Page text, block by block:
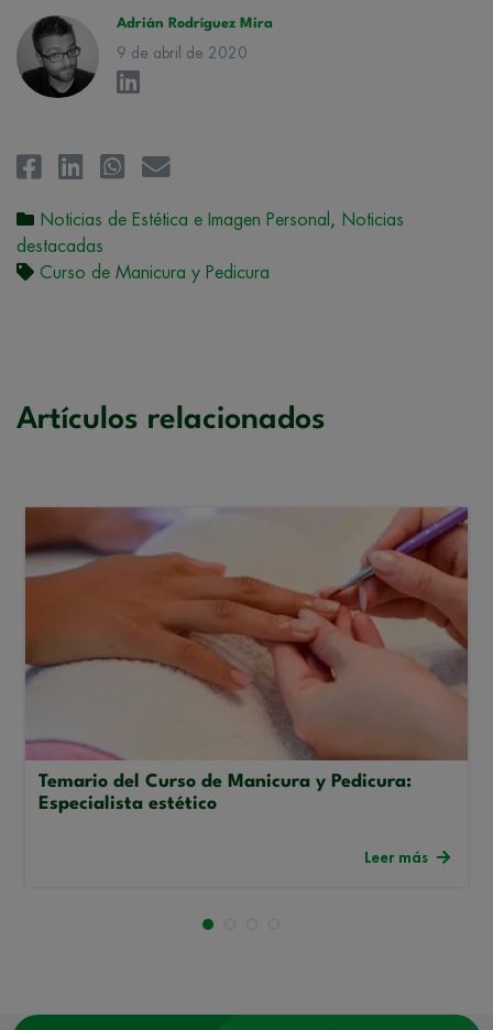
Adrián Rodríguez Mira
9 de abril de 2020
Noticias de Estética e Imagen Personal , Noticias
destacadas
Curso de Manicura y Pedicura
Artículos relacionados
Temario del Curso de Manicura y Pedicura:
Especialista estético
Leer más